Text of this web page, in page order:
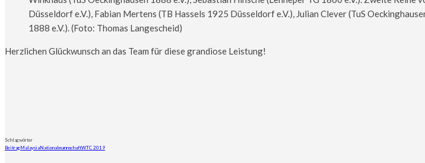
Düsseldorf e.V.), Fabian Mertens (TB Hassels 1925 Düsseldorf e.V.), Julian Clever (TuS
1888 e.V.). (Foto: Thomas Langescheid)
Herzlichen Glückwunsch an das Team für diese grandiose Leistung!
Schlagwörter
BeitragMalaysiaNationalmannschaftWTC 2019